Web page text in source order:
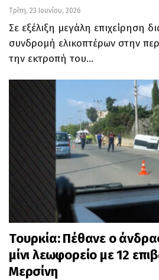
Τρίτη, 23 Ιουνίου, 2026
Σε εξέλιξη μεγάλη επιχείρηση
συνδρομή ελικοπτέρων στην
την εκτροπή του…
Τουρκία: Πέθανε ο
μίνι λεωφορείο με 12
Μερσίνη